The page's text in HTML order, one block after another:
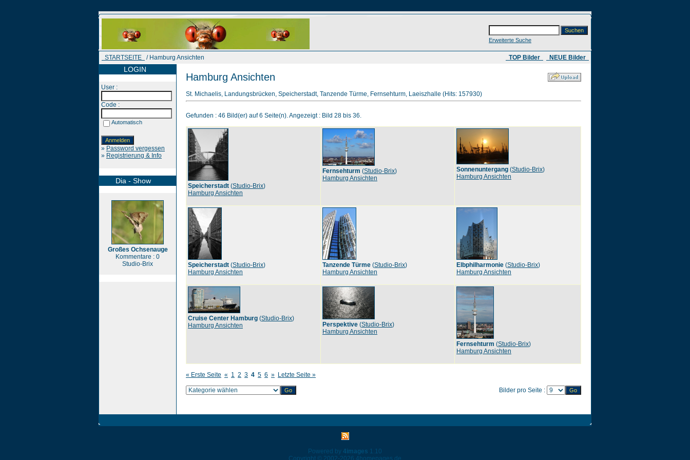
Erweiterte Suche
STARTSEITE / Hamburg Ansichten ​ TOP Bilder NEUE Bilder
LOGIN
User :
Code :
Automatisch
» Password vergessen
» Registrierung & Info
Dia - Show
Großes Ochsenauge
Kommentare : 0
Studio-Brix
Hamburg Ansichten
St. Michaelis, Landungsbrücken, Speicherstadt, Tanzende Türme, Fernsehturm, Laeiszhalle (Hits: 157930)
Gefunden : 46 Bild(er) auf 6 Seite(n). Angezeigt : Bild 28 bis 36.
Speicherstadt (Studio-Brix)
Hamburg Ansichten
Fernsehturm (Studio-Brix)
Hamburg Ansichten
Sonnenuntergang (Studio-Brix)
Hamburg Ansichten
Speicherstadt (Studio-Brix)
Hamburg Ansichten
Tanzende Türme (Studio-Brix)
Hamburg Ansichten
Elbphilharmonie (Studio-Brix)
Hamburg Ansichten
Cruise Center Hamburg (Studio-Brix)
Hamburg Ansichten
Perspektive (Studio-Brix)
Hamburg Ansichten
Fernsehturm (Studio-Brix)
Hamburg Ansichten
« Erste Seite « 1 2 3 4 5 6 » Letzte Seite »
Bilder pro Seite :
Powered by 4images 1.10
Copyright © 2002-2026 4homepages.de